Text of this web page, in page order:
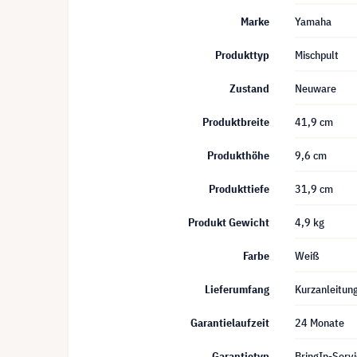
Marke Yamaha
Produkttyp Mischpult
Zustand Neuware
Produktbreite 41,9 cm
Produkthöhe 9,6 cm
Produkttiefe 31,9 cm
Produkt Gewicht 4,9 kg
Farbe Weiß
Lieferumfang
Garantielaufzeit 24 Monate